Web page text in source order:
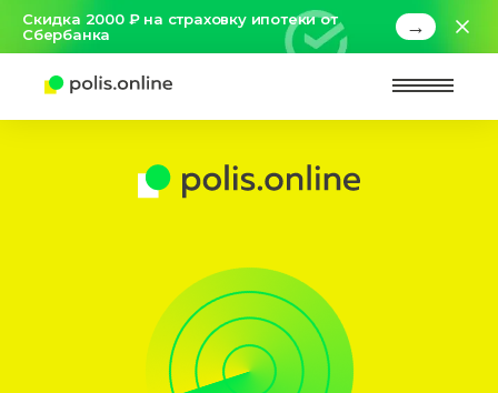
Скидка 2000 ₽ на страховку ипотеки от
Сбербанка
→